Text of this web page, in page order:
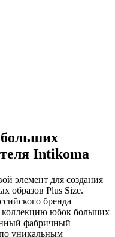
Intikoma
элемент для создания
образов Plus Size.
бренда
коллекцию юбок больших
фабричный
уникальным